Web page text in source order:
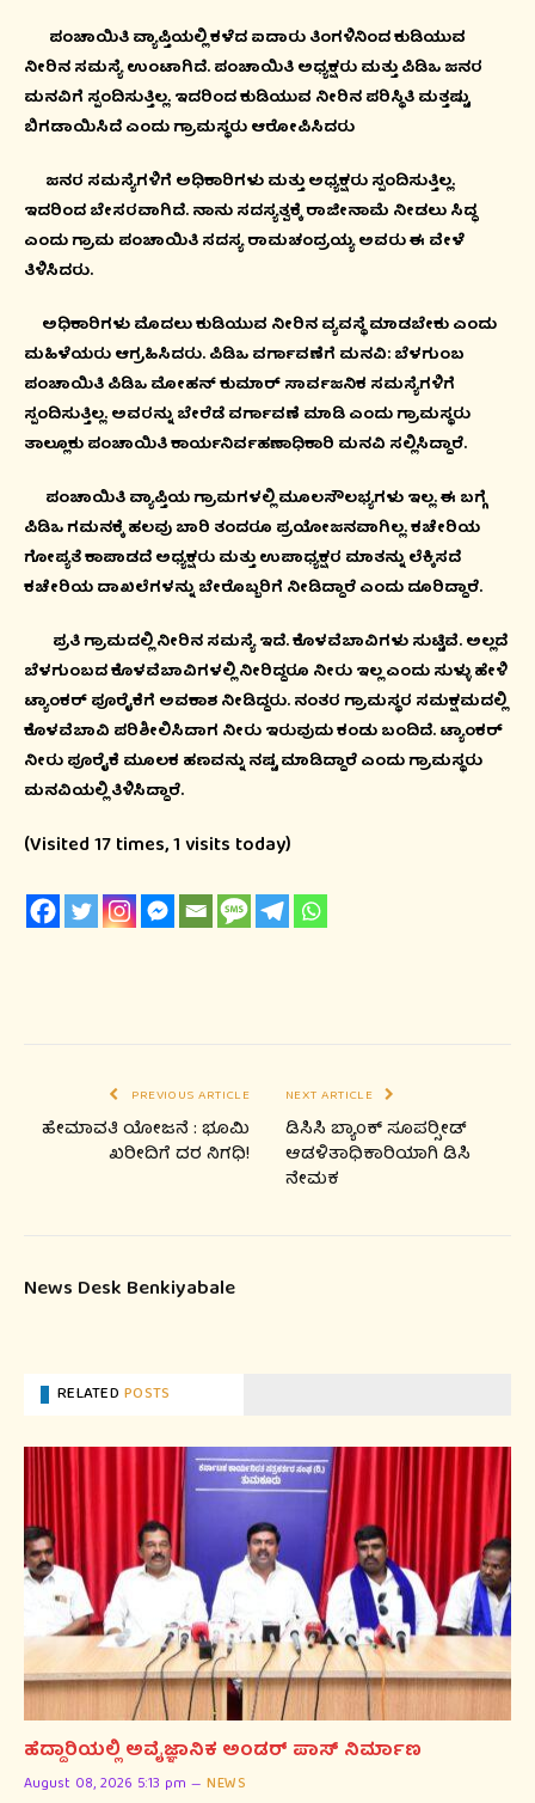
ಪಂಚಾಯಿತಿ ವ್ಯಾಪ್ತಿಯಲ್ಲಿ ಕಳೆದ ಐದಾರು ತಿಂಗಳಿನಿಂದ ಕುಡಿಯುವ
ನೀರಿನ ಸಮಸ್ಯೆ ಉಂಟಾಗಿದೆ. ಪಂಚಾಯಿತಿ ಅಧ್ಯಕ್ಷರು ಮತ್ತು ಪಿಡಿಒ ಜನರ
ಮನವಿಗೆ ಸ್ಪಂದಿಸುತ್ತಿಲ್ಲ. ಇದರಿಂದ ಕುಡಿಯುವ ನೀರಿನ ಪರಿಸ್ಥಿತಿ ಮತ್ತಷ್ಟು
ಬಿಗಡಾಯಿಸಿದೆ ಎಂದು ಗ್ರಾಮಸ್ಥರು ಆರೋಪಿಸಿದರು
ಜನರ ಸಮಸ್ಯೆಗಳಿಗೆ ಅಧಿಕಾರಿಗಳು ಮತ್ತು ಅಧ್ಯಕ್ಷರು ಸ್ಪಂದಿಸುತ್ತಿಲ್ಲ.
ಇದರಿಂದ ಬೇಸರವಾಗಿದೆ. ನಾನು ಸದಸ್ಯತ್ವಕ್ಕೆ ರಾಜೀನಾಮೆ ನೀಡಲು ಸಿದ್ಧ
ಎಂದು ಗ್ರಾಮ ಪಂಚಾಯಿತಿ ಸದಸ್ಯ ರಾಮಚಂದ್ರಯ್ಯ ಅವರು ಈ ವೇಳೆ
ತಿಳಿಸಿದರು.
ಅಧಿಕಾರಿಗಳು ಮೊದಲು ಕುಡಿಯುವ ನೀರಿನ ವ್ಯವಸ್ಥೆ ಮಾಡಬೇಕು ಎಂದು
ಮಹಿಳೆಯರು ಆಗ್ರಹಿಸಿದರು. ಪಿಡಿಒ ವರ್ಗಾವಣೆಗೆ ಮನವಿ: ಬೆಳಗುಂಬ
ಪಂಚಾಯಿತಿ ಪಿಡಿಒ ಮೋಹನ್ ಕುಮಾರ್ ಸಾರ್ವಜನಿಕ ಸಮಸ್ಯೆಗಳಿಗೆ
ಸ್ಪಂದಿಸುತ್ತಿಲ್ಲ. ಅವರನ್ನು ಬೇರೆಡೆ ವರ್ಗಾವಣೆ ಮಾಡಿ ಎಂದು ಗ್ರಾಮಸ್ಥರು
ತಾಲ್ಲೂಕು ಪಂಚಾಯಿತಿ ಕಾರ್ಯನಿರ್ವಹಣಾಧಿಕಾರಿ ಮನವಿ ಸಲ್ಲಿಸಿದ್ದಾರೆ.
ಪಂಚಾಯಿತಿ ವ್ಯಾಪ್ತಿಯ ಗ್ರಾಮಗಳಲ್ಲಿ ಮೂಲಸೌಲಭ್ಯಗಳು ಇಲ್ಲ. ಈ ಬಗ್ಗೆ
ಪಿಡಿಒ ಗಮನಕ್ಕೆ ಹಲವು ಬಾರಿ ತಂದರೂ ಪ್ರಯೋಜನವಾಗಿಲ್ಲ. ಕಚೇರಿಯ
ಗೋಪ್ಯತೆ ಕಾಪಾಡದೆ ಅಧ್ಯಕ್ಷರು ಮತ್ತು ಉಪಾಧ್ಯಕ್ಷರ ಮಾತನ್ನು ಲೆಕ್ಕಿಸದೆ
ಕಚೇರಿಯ ದಾಖಲೆಗಳನ್ನು ಬೇರೊಬ್ಬರಿಗೆ ನೀಡಿದ್ದಾರೆ ಎಂದು ದೂರಿದ್ದಾರೆ.
ಪ್ರತಿ ಗ್ರಾಮದಲ್ಲಿ ನೀರಿನ ಸಮಸ್ಯೆ ಇದೆ. ಕೊಳವೆಬಾವಿಗಳು ಸುಟ್ಟಿವೆ. ಅಲ್ಲದೆ
ಬೆಳಗುಂಬದ ಕೊಳವೆಬಾವಿಗಳಲ್ಲಿ ನೀರಿದ್ದರೂ ನೀರು ಇಲ್ಲ ಎಂದು ಸುಳ್ಳು ಹೇಳಿ
ಟ್ಯಾಂಕರ್ ಪೂರೈಕೆಗೆ ಅವಕಾಶ ನೀಡಿದ್ದರು. ನಂತರ ಗ್ರಾಮಸ್ಥರ ಸಮಕ್ಷಮದಲ್ಲಿ
ಕೊಳವೆಬಾವಿ ಪರಿಶೀಲಿಸಿದಾಗ ನೀರು ಇರುವುದು ಕಂಡು ಬಂದಿದೆ. ಟ್ಯಾಂಕರ್
ನೀರು ಪೂರೈಕೆ ಮೂಲಕ ಹಣವನ್ನು ನಷ್ಟ ಮಾಡಿದ್ದಾರೆ ಎಂದು ಗ್ರಾಮಸ್ಥರು
ಮನವಿಯಲ್ಲಿ ತಿಳಿಸಿದ್ದಾರೆ.
(Visited 17 times, 1 visits today)
PREVIOUS ARTICLE
ಹೇಮಾವತಿ ಯೋಜನೆ : ಭೂಮಿ
ಖರೀದಿಗೆ ದರ ನಿಗಧಿ!
NEXT ARTICLE
ಡಿಸಿಸಿ ಬ್ಯಾಂಕ್ ಸೂಪರ್‍ಸೀಡ್
ಆಡಳಿತಾಧಿಕಾರಿಯಾಗಿ ಡಿಸಿ
ನೇಮಕ
News Desk Benkiyabale
RELATEDPOSTS
ಹೆದ್ದಾರಿಯಲ್ಲಿ ಅವೈಜ್ಞಾನಿಕ ಅಂಡರ್ ಪಾಸ್ ನಿರ್ಮಾಣ
August 08, 2026 5:13 pm NEWS